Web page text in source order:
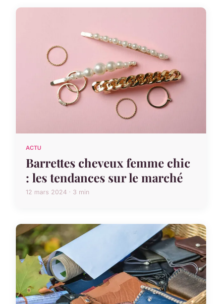
ACTU
Barrettes cheveux femme chic
: les tendances sur le marché
12 mars 2024 · 3 min